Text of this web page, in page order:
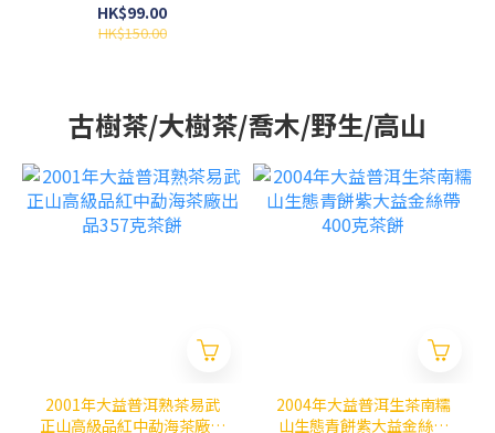
HK$99.00
HK$150.00
古樹茶/大樹茶/喬木/野生/高山
2001年大益普洱熟茶易武
正山高級品紅中勐海茶廠出
2004年大益普洱生茶南糯
山生態青餅紫大益金絲帶